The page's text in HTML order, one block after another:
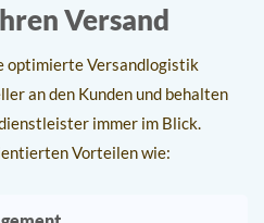
Versand
optimierte Versandlogistik
an den Kunden und behalten
immer im Blick.
Vorteilen wie: